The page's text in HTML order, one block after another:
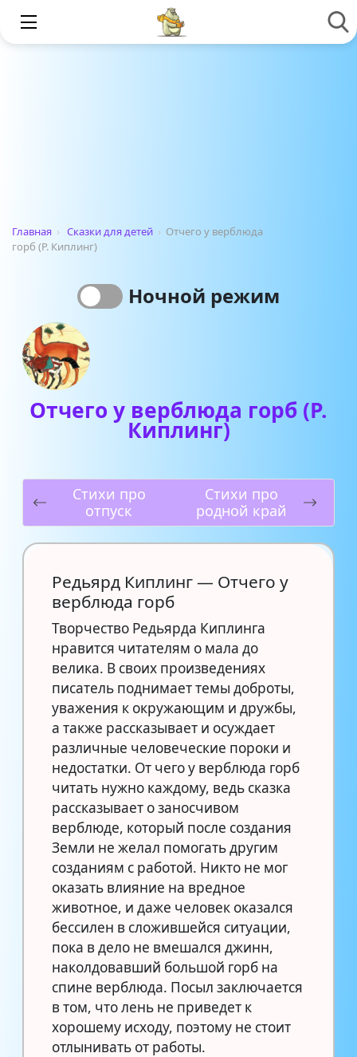
Главная › Сказки для детей › Отчего у верблюда
горб (Р. Киплинг)
Ночной режим
Отчего у верблюда горб (Р.
Киплинг)
Стихи про
отпуск
Стихи про
родной край
Редьярд Киплинг — Отчего у
верблюда горб
Творчество Редьярда Киплинга
нравится читателям о мала до
велика. В своих произведениях
писатель поднимает темы доброты,
уважения к окружающим и дружбы,
а также рассказывает и осуждает
различные человеческие пороки и
недостатки. От чего у верблюда горб
читать нужно каждому, ведь сказка
рассказывает о заносчивом
верблюде, который после создания
Земли не желал помогать другим
созданиям с работой. Никто не мог
оказать влияние на вредное
животное, и даже человек оказался
бессилен в сложившейся ситуации,
пока в дело не вмешался джинн,
наколдовавший большой горб на
спине верблюда. Посыл заключается
в том, что лень не приведет к
хорошему исходу, поэтому не стоит
отлынивать от работы.